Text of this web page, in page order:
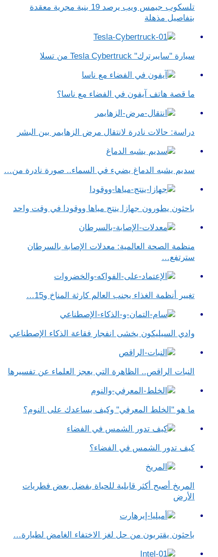
تلسكوب جيمس ويب يرصد 19 بنية مجرية معقدة
بتفاصيل مذهلة
سيارة "سايبرترك" Tesla Cybertruck من تسلا
ما قصة هاتف آيفون في الفضاء مع ناسا؟
دراسة: حالات نادرة لانتقال مرض الزهايمر بين البشر
سديم يشبه الدماغ يضيء في السماء.. صورة نادرة من…
باحثون يطورون جهازا ينتج مياها ووقودا في وقت واحد
منظمة الصحة العالمية: معدلات الإصابة بالسرطان
سترتفع…
تغيير أنظمة الغذاء يجنب العالم كارثة المناخ و15…
وادي السيليكون يخشى انفجار فقاعة الذكاء الإصطناعي
النبات الراقص.. الظاهرة التي يعجز العلماء عن تفسيرها
ما هو "الخلط المعرفي" وكيف يساعدك على النوم؟
كيف تدور الشمس في الفضاء؟
المريخ أصبح أكثر قابلية للحياة بفضل بعض فطريات
الأرض
باحثون يقتربون من حل لغز الاختفاء الغامض لطيارة…